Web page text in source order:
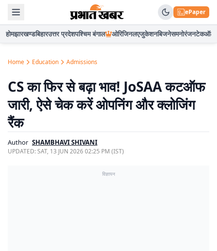
ePaper
होमझारखण्डबिहारउत्तर प्रदेशपश्चिम बंगाल ओरिजिनलएजुकेशनबिजनेसमनोरंजनटेकऑटो
Home Education Admissions
CS का फिर से बढ़ा भाव! JoSAA कटऑफ
जारी, ऐसे चेक करें ओपनिंग और क्लोजिंग
रैंक
Author SHAMBHAVI SHIVANI
UPDATED:SAT, 13 JUN 2026 02:25 PM (IST)
विज्ञापन